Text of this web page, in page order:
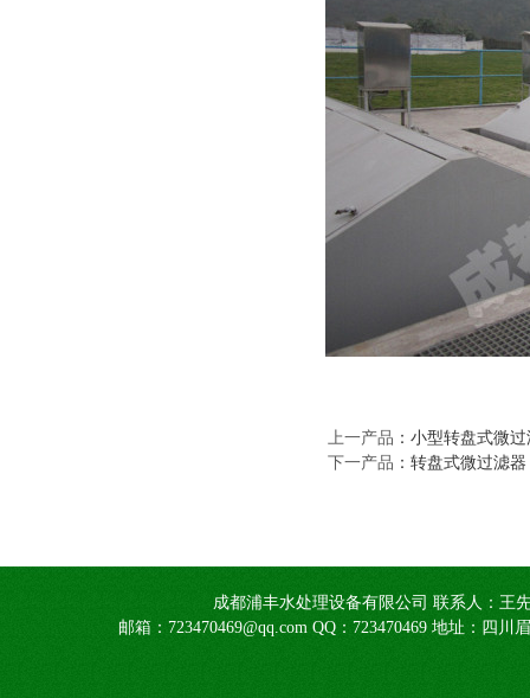
上一产品 ： 小型转盘式微过
下一产品 ： 转盘式微过滤器
成都浦丰水处理设备有限公司 联系人：王先
邮箱：723470469@qq.com QQ：723470469 地址：四